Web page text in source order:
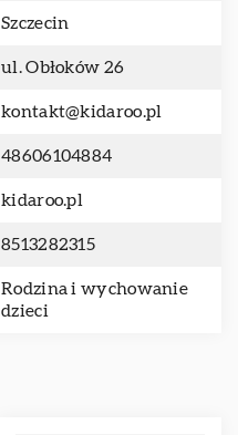
Szczecin
ul. Obłoków 26
kontakt@kidaroo.pl
48606104884
kidaroo.pl
8513282315
Rodzina i wychowanie
dzieci